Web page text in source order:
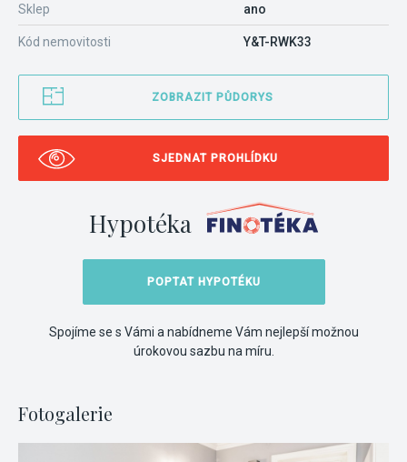
Sklep ano
Kód nemovitosti Y&T-RWK33
ZOBRAZIT PŮDORYS
SJEDNAT PROHLÍDKU
Hypotéka
POPTAT HYPOTÉKU
Spojíme se s Vámi a nabídneme Vám nejlepší možnou
úrokovou sazbu na míru.
Fotogalerie